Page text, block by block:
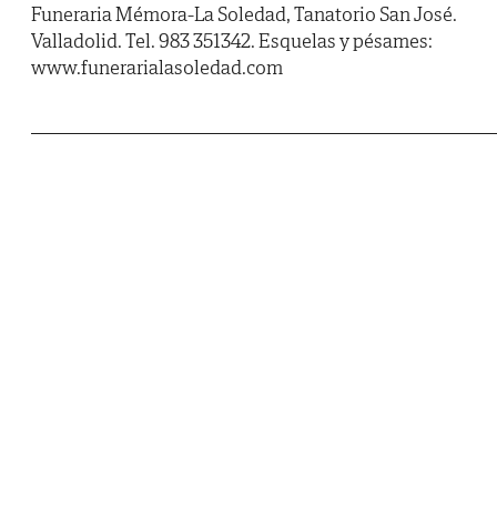
Funeraria Mémora-La Soledad, Tanatorio San José.
Valladolid. Tel. 983 351342. Esquelas y pésames:
www.funerarialasoledad.com